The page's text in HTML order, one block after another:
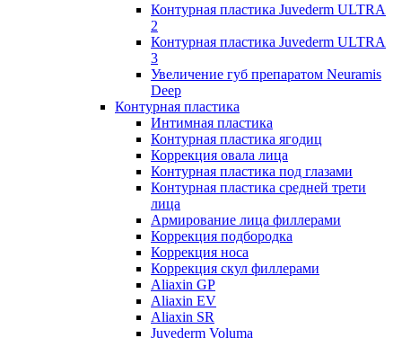
Контурная пластика Juvederm ULTRA
2
Контурная пластика Juvederm ULTRA
3
Увеличение губ препаратом Neuramis
Deep
Контурная пластика
Интимная пластика
Контурная пластика ягодиц
Коррекция овала лица
Контурная пластика под глазами
Контурная пластика средней трети
лица
Армирование лица филлерами
Коррекция подбородка
Коррекция носа
Коррекция скул филлерами
Aliaxin GP
Aliaxin EV
Aliaxin SR
Juvederm Voluma